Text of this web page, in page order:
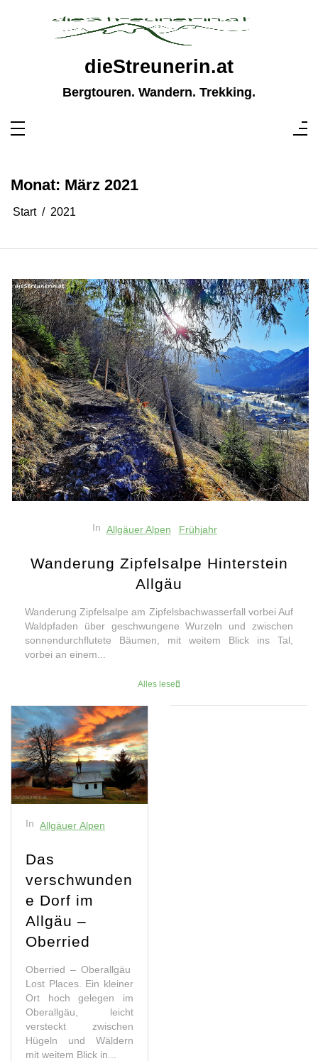
dieStreunerin.at
Bergtouren. Wandern. Trekking.
Monat: März 2021
Start 2021
In Allgäuer Alpen Frühjahr
Wanderung Zipfelsalpe Hinterstein
Allgäu
Wanderung Zipfelsalpe am Zipfelsbachwasserfall vorbei Auf
Waldpfaden über geschwungene Wurzeln und zwischen
sonnendurchflutete Bäumen, mit weitem Blick ins Tal,
vorbei an einem...
Alles lesen
In Allgäuer Alpen
Das
verschwunden
e Dorf im
Allgäu –
Oberried
Oberried – Oberallgäu
Lost Places. Ein kleiner
Ort hoch gelegen im
Oberallgäu, leicht
versteckt zwischen
Hügeln und Wäldern
mit weitem Blick in...